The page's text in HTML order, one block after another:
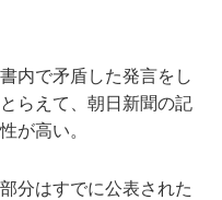
内で矛盾した発言をし
らえて、朝日新聞の記
が高い。
分はすでに公表された